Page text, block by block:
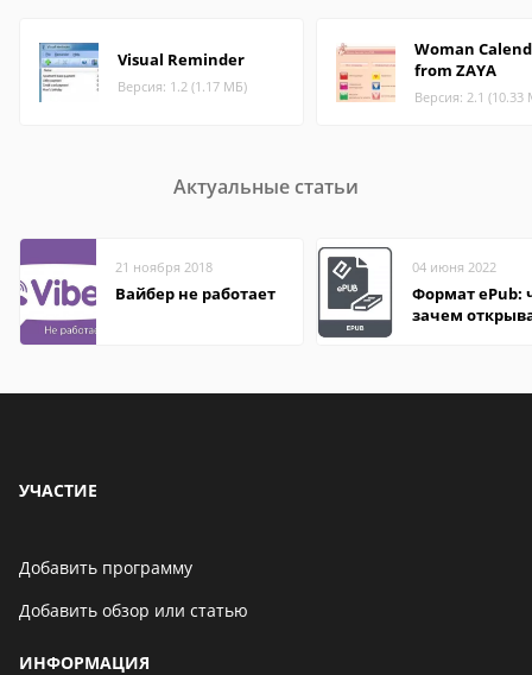
Visual Reminder
Версия: 1.2 (1.17 МБ)
Woman
from ZAYA
Версия: 2.1 (10.33
Актуальные статьи
21 ноября 2018
Вайбер не работает
04 июня 2022
Формат ePub:
зачем
УЧАСТИЕ
Добавить программу
Добавить обзор или статью
ИНФОРМАЦИЯ